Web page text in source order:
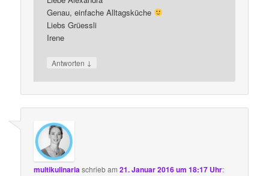
Genau, einfache Alltagsküche
Liebs Grüessli
Irene
Antworten ↓
multikulinariaschriebam21. Januar 2016 um 18:17 Uhr: